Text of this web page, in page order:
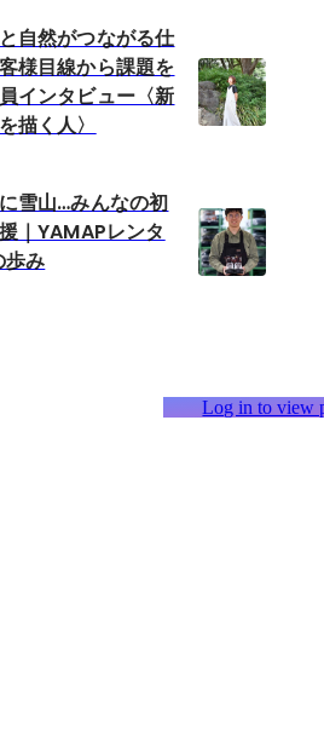
自然がつながる仕
様目線から課題を
インタビュー〈新
描く人〉
雪山…みんなの初
｜YAMAPレンタ
歩み
Log in to view